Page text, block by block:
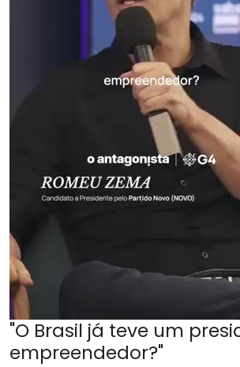
"O Brasil já teve um
empreendedor?"